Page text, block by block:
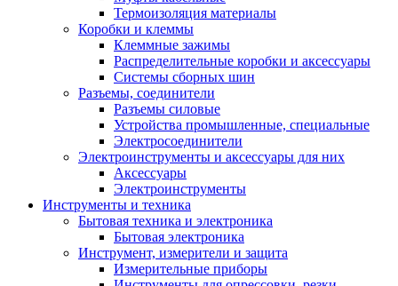
Термоизоляция материалы
Коробки и клеммы
Клеммные зажимы
Распределительные коробки и аксессуары
Системы сборных шин
Разъемы, соединители
Разъемы силовые
Устройства промышленные, специальные
Электросоединители
Электроинструменты и аксессуары для них
Аксессуары
Электроинструменты
Инструменты и техника
Бытовая техника и электроника
Бытовая электроника
Инструмент, измерители и защита
Измерительные приборы